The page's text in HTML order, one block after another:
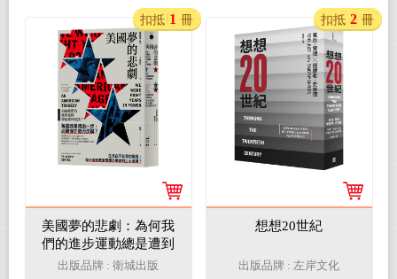
美國夢的悲劇：為何我
們的進步運動總是遭到
反撲？
出版品牌 : 衛城出版
扣抵 1 冊
想想20世紀
出版品牌 : 左岸文化
扣抵 2 冊